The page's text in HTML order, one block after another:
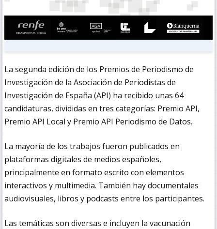
La segunda edición de los Premios de Periodismo de
Investigación de la Asociación de Periodistas de
Investigación de España (API) ha recibido unas 64
candidaturas, divididas en tres categorías: Premio API,
Premio API Local y Premio API Periodismo de Datos.
La mayoría de los trabajos fueron publicados en
plataformas digitales de medios españoles,
principalmente en formato escrito con elementos
interactivos y multimedia. También hay documentales
audiovisuales, libros y podcasts entre los participantes.
Las temáticas son diversas e incluyen la vacunación